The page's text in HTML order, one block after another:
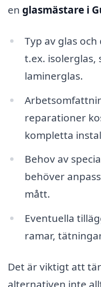
en glasmästare i
Typ av glas
t.ex. isolerglas,
laminerglas.
reparationer
kompletta
Behov av
behöver
mått.
Eventuella
ramar,
Det är viktigt att
alternativen inte